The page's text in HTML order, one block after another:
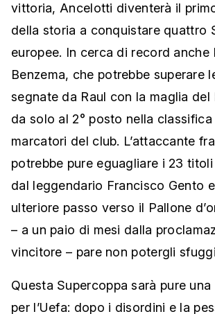
vittoria, Ancelotti diventerà il
della storia a conquistare quattro
europee. In cerca di record anche
Benzema, che potrebbe superare
segnate da Raul con la maglia del
da solo al 2° posto nella
marcatori del club. L’attaccante
potrebbe pure eguagliare i 23
dal leggendario Francisco Gento
ulteriore passo verso il Pallone
– a un paio di mesi dalla
vincitore – pare non potergli
Questa Supercoppa sarà pure
per l’Uefa: dopo i disordini e la